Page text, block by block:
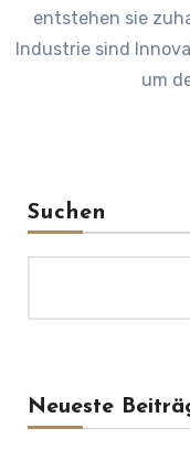
entstehen sie
Industrie sind
um
Suchen
Neueste